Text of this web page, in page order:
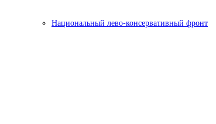
Национальный лево-консервативный фронт